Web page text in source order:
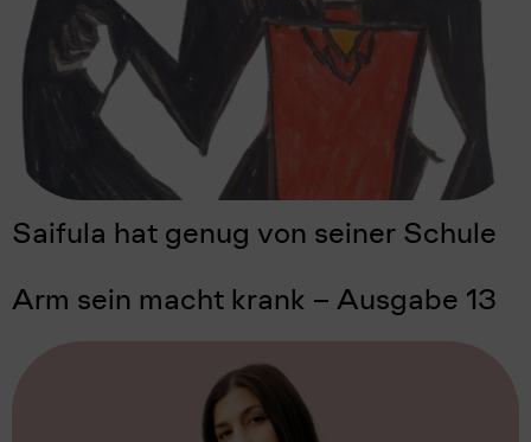
Saifula hat genug von seiner Schule
Arm sein macht krank – Ausgabe 13